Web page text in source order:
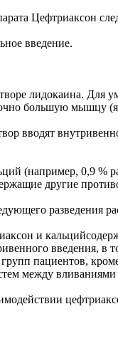
Цефтриаксон
введение.
лидокаина.
большую мышцу
вводят
(например, 0,9 %
другие
разведения
и
введения, в
пациентов,
между